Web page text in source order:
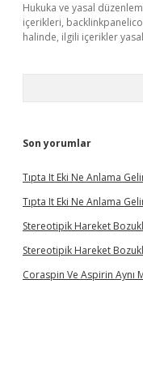
Hukuka ve yasal
içerikleri,
halinde, ilgili içerikler
Son yorumlar
Tıpta It Eki Ne Anlama
Tıpta It Eki Ne Anlama
Stereotipik Hareket
Stereotipik Hareket
Coraspin Ve Aspirin Aynı